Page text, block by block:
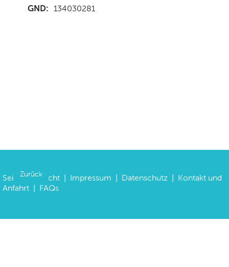
GND: 134030281
Zurück
Seitenübersicht Impressum Datenschutz
Kontakt und
Anfahrt
FAQs